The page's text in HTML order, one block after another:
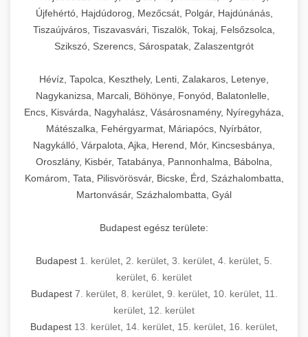
Újfehértó, Hajdúdorog, Mezőcsát, Polgár, Hajdúnánás,
Tiszaújváros, Tiszavasvári, Tiszalök, Tokaj, Felsőzsolca,
Szikszó, Szerencs, Sárospatak, Zalaszentgrót
Hévíz, Tapolca, Keszthely, Lenti, Zalakaros, Letenye,
Nagykanizsa, Marcali, Böhönye, Fonyód, Balatonlelle,
Encs, Kisvárda, Nagyhalász, Vásárosnamény, Nyíregyháza,
Mátészalka, Fehérgyarmat, Máriapócs, Nyírbátor,
Nagykálló, Várpalota, Ajka, Herend, Mór, Kincsesbánya,
Oroszlány, Kisbér, Tatabánya, Pannonhalma, Bábolna,
Komárom, Tata, Pilisvörösvár, Bicske, Érd, Százhalombatta,
Martonvásár, Százhalombatta, Gyál
Budapest egész területe:
Budapest 1. kerület 2. kerület 3. kerület 4. kerület 5.
kerület 6. kerület
Budapest 7. kerület, 8. kerület, 9. kerület, 10. kerület, 11.
kerület 12. kerület
Budapest 13. kerület 14. kerület 15. kerület 16. kerület